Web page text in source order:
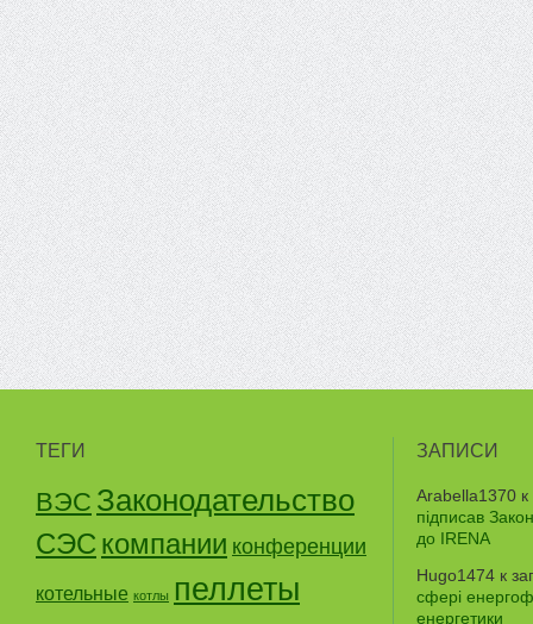
ТЕГИ
ВЭС Законодательство
СЭС компании конференции
котельные котлы пеллеты
ЗАПИСИ
Arabella1370
підписав
до IRENA
Hugo1474 к
сфері
енергетики